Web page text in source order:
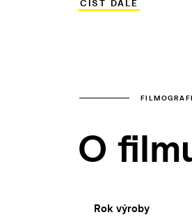
armádu, kde je
ČÍST DÁLE
O
Rok výroby